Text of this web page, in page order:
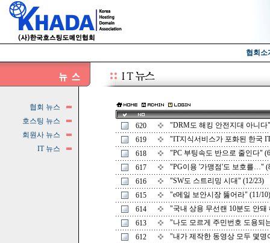
협회소
협회 뉴스
호스팅 뉴스
회원사 뉴스
IT 뉴스
620
"DRM도 해킹 안전지대 아니다
619
"IT지식서비스가 포화된 한국
618
"PC 부팅속도 반으로 줄인다"
617
"PG이용 '가맹점'도 보호를…"
616
"SW도 스트리밍 시대" (12/23)
615
"e메일 보안시장 뚫어라" (11/10)
614
"국내 상용 무선랜 10분도 안돼
613
"나도 모르게 주민번호 도용되
612
"내가 제작한 동영상 모두 몇명